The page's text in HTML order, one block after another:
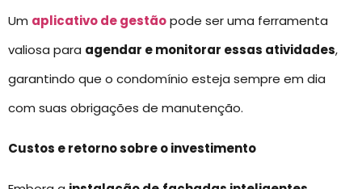
Um aplicativo de gestãopode ser uma ferramenta
valiosa para agendar e monitorar essas atividades,
garantindo que o condomínio esteja sempre em dia
com suas obrigações de manutenção.
Custos e retorno sobre o investimento